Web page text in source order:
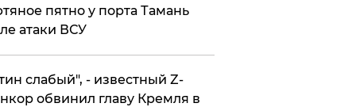
пятно у порта Тамань
атаки ВСУ
слабый", - известный Z-
обвинил главу Кремля в